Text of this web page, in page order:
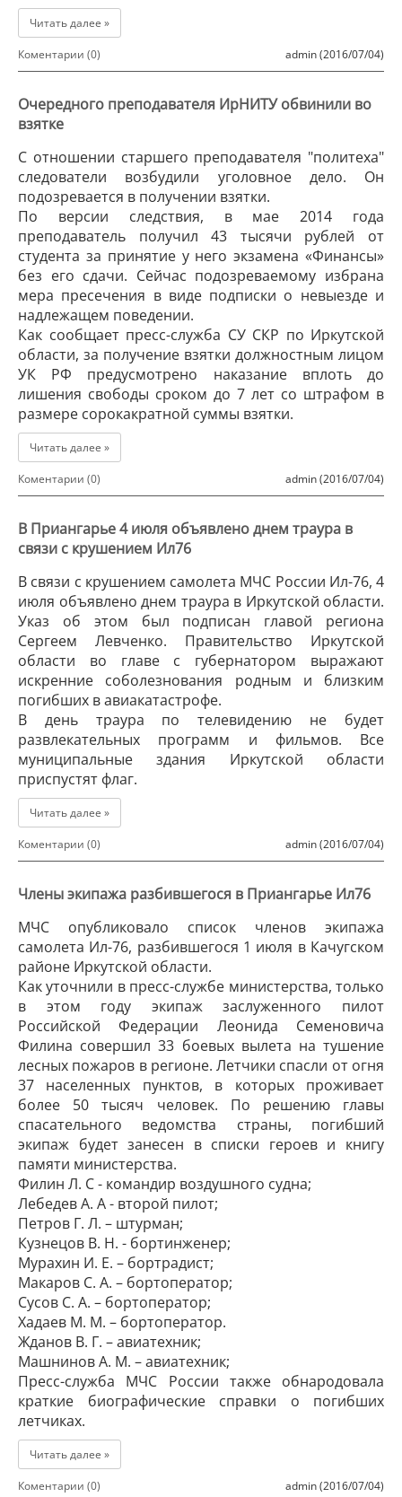
Читать далее »
Коментарии (0) admin (2016/07/04)
Очередного преподавателя ИрНИТУ обвинили во
взятке
С отношении старшего преподавателя "политеха"
следователи возбудили уголовное дело. Он
подозревается в получении взятки.
По версии следствия, в мае 2014 года
преподаватель получил 43 тысячи рублей от
студента за принятие у него экзамена «Финансы»
без его сдачи. Сейчас подозреваемому избрана
мера пресечения в виде подписки о невыезде и
надлежащем поведении.
Как сообщает пресс-служба СУ СКР по Иркутской
области, за получение взятки должностным лицом
УК РФ предусмотрено наказание вплоть до
лишения свободы сроком до 7 лет со штрафом в
размере сорокакратной суммы взятки.
Читать далее »
Коментарии (0) admin (2016/07/04)
В Приангарье 4 июля объявлено днем траура в
связи с крушением Ил76
В связи с крушением самолета МЧС России Ил-76, 4
июля объявлено днем траура в Иркутской области.
Указ об этом был подписан главой региона
Сергеем Левченко. Правительство Иркутской
области во главе с губернатором выражают
искренние соболезнования родным и близким
погибших в авиакатастрофе.
В день траура по телевидению не будет
развлекательных программ и фильмов. Все
муниципальные здания Иркутской области
приспустят флаг.
Читать далее »
Коментарии (0) admin (2016/07/04)
Члены экипажа разбившегося в Приангарье Ил76
МЧС опубликовало список членов экипажа
самолета Ил-76, разбившегося 1 июля в Качугском
районе Иркутской области.
Как уточнили в пресс-службе министерства, только
в этом году экипаж заслуженного пилот
Российской Федерации Леонида Семеновича
Филина совершил 33 боевых вылета на тушение
лесных пожаров в регионе. Летчики спасли от огня
37 населенных пунктов, в которых проживает
более 50 тысяч человек. По решению главы
спасательного ведомства страны, погибший
экипаж будет занесен в списки героев и книгу
памяти министерства.
Филин Л. С - командир воздушного судна;
Лебедев А. А - второй пилот;
Петров Г. Л. – штурман;
Кузнецов В. Н. - бортинженер;
Мурахин И. Е. – бортрадист;
Макаров С. А. – бортоператор;
Сусов С. А. – бортоператор;
Хадаев М. М. – бортоператор.
Жданов В. Г. – авиатехник;
Машнинов А. М. – авиатехник;
Пресс-служба МЧС России также обнародовала
краткие биографические справки о погибших
летчиках.
Читать далее »
Коментарии (0) admin (2016/07/04)